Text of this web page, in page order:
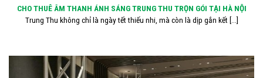
CHO THUÊ ÂM THANH ÁNH SÁNG TRUNG THU TRỌN GÓI TẠI HÀ NỘI
Trung Thu không chỉ là ngày tết thiếu nhi, mà còn là dịp gắn kết [...]